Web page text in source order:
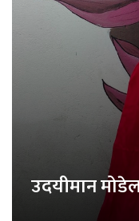
उदयीमान